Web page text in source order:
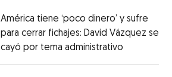
América tiene ‘poco dinero’ y sufre
para cerrar fichajes: David Vázquez se
cayó por tema administrativo